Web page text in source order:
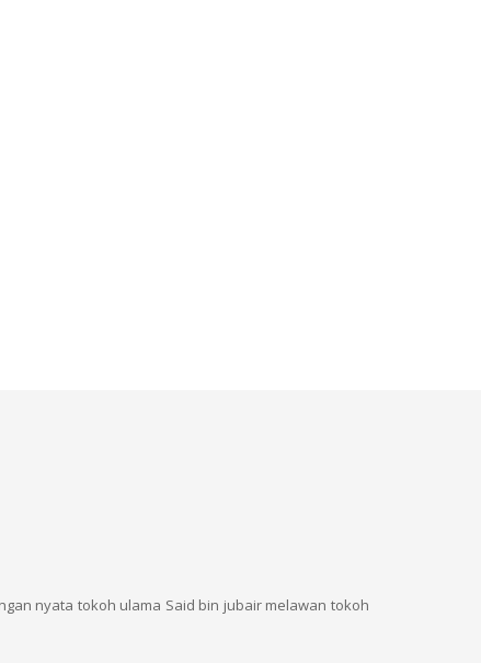
nyata tokoh ulama Said bin jubair melawan tokoh